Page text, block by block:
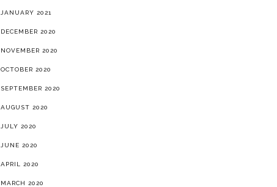
JANUARY 2021
DECEMBER 2020
NOVEMBER 2020
OCTOBER 2020
SEPTEMBER 2020
AUGUST 2020
JULY 2020
JUNE 2020
APRIL 2020
MARCH 2020